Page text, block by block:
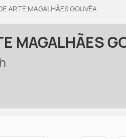
ARTE MAGALHÃES GOUVÊA
MAGALHÃES